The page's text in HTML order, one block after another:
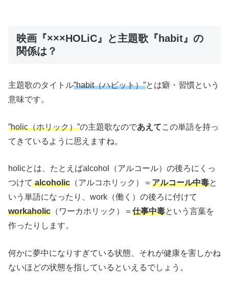
映画『×××HOLiC』と主題歌『habit』の
関係は？
主題歌のタイトル”habit（ハビット）”とは癖・習慣という
意味です。
”holic（ホリック）”の主題歌なのであえてこの単語を持っ
てきているように思えますね。
holicとは、たとえばalcohol（アルコール）の後ろにくっ
つけてalcoholic （アルコホリック）＝ アルコール中毒と
いう単語になったり、work（働く）の後ろに付けて
workaholic （ワーカホリック）＝ 仕事中毒という言葉を
作ったりします。
何かに夢中になりすぎている状態、それが健康を害しかね
ないほどの状態を指しているといえるでしょう。